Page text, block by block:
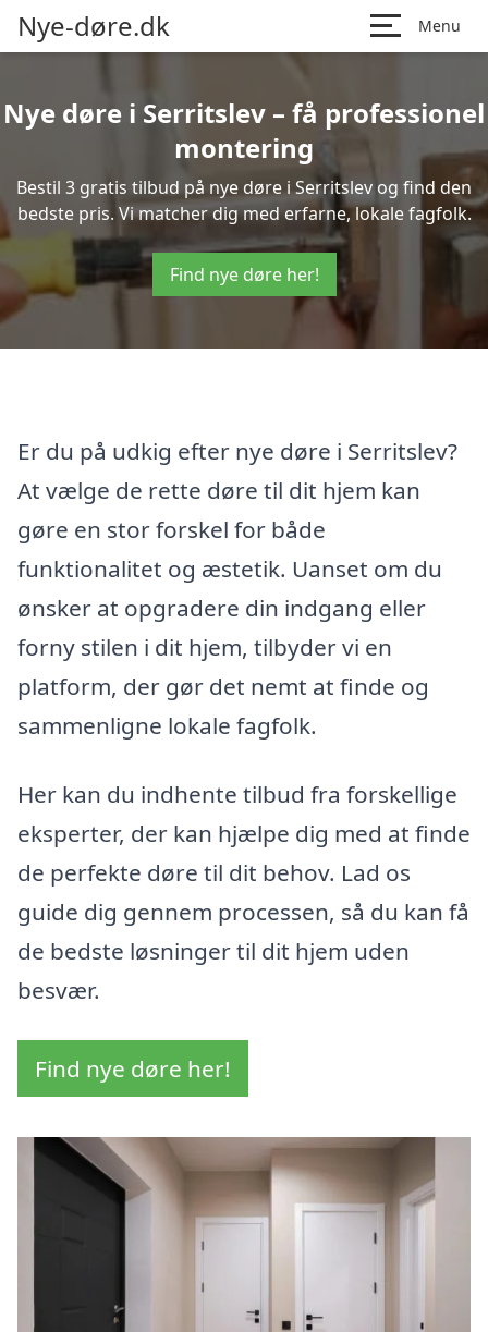
Nye-døre.dk Menu
Nye døre i Serritslev – få professionel
montering
Bestil 3 gratis tilbud på nye døre i Serritslev og find den
bedste pris. Vi matcher dig med erfarne, lokale fagfolk.
Find nye døre her!
Er du på udkig efter nye døre i Serritslev?
At vælge de rette døre til dit hjem kan
gøre en stor forskel for både
funktionalitet og æstetik. Uanset om du
ønsker at opgradere din indgang eller
forny stilen i dit hjem, tilbyder vi en
platform, der gør det nemt at finde og
sammenligne lokale fagfolk.
Her kan du indhente tilbud fra forskellige
eksperter, der kan hjælpe dig med at finde
de perfekte døre til dit behov. Lad os
guide dig gennem processen, så du kan få
de bedste løsninger til dit hjem uden
besvær.
Find nye døre her!